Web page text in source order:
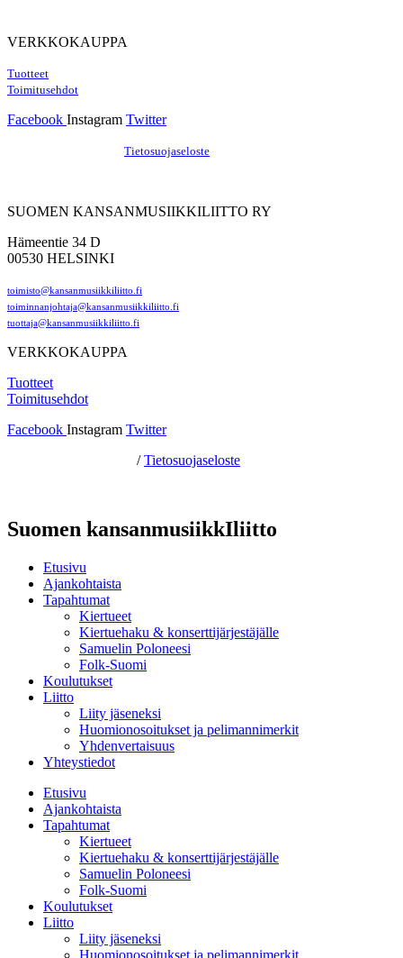
VERKKOKAUPPA
Tuotteet
Toimitusehdot
Facebook Instagram Twitter
Tietosuojaseloste
SUOMEN KANSANMUSIIKKILIITTO RY
Hämeentie 34 D
00530 HELSINKI
toimisto@kansanmusiikkiliitto.fi
toiminnanjohtaja@kansanmusiikkiliitto.fi
tuottaja@kansanmusiikkiliitto.fi
VERKKOKAUPPA
Tuotteet
Toimitusehdot
Facebook Instagram Twitter
/Tietosuojaseloste
Suomen kansanmusiikkIliitto
Etusivu
Ajankohtaista
Tapahtumat
Kiertueet
Kiertuehaku & konserttijärjestäjälle
Samuelin Poloneesi
Folk-Suomi
Koulutukset
Liitto
Liity jäseneksi
Huomionosoitukset ja pelimannimerkit
Yhdenvertaisuus
Yhteystiedot
Etusivu
Ajankohtaista
Tapahtumat
Kiertueet
Kiertuehaku & konserttijärjestäjälle
Samuelin Poloneesi
Folk-Suomi
Koulutukset
Liitto
Liity jäseneksi
Huomionosoitukset ja pelimannimerkit